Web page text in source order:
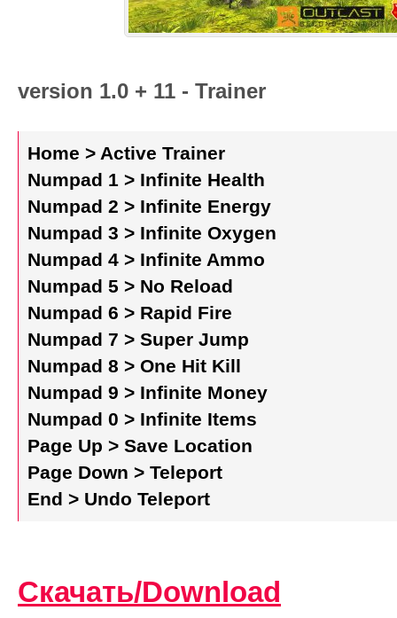
version 1.0 + 11 - Trainer
Home > Active Trainer
Numpad 1 > Infinite Health
Numpad 2 > Infinite Energy
Numpad 3 > Infinite Oxygen
Numpad 4 > Infinite Ammo
Numpad 5 > No Reload
Numpad 6 > Rapid Fire
Numpad 7 > Super Jump
Numpad 8 > One Hit Kill
Numpad 9 > Infinite Money
Numpad 0 > Infinite Items
Page Up > Save Location
Page Down > Teleport
End > Undo Teleport
Скачать/Download